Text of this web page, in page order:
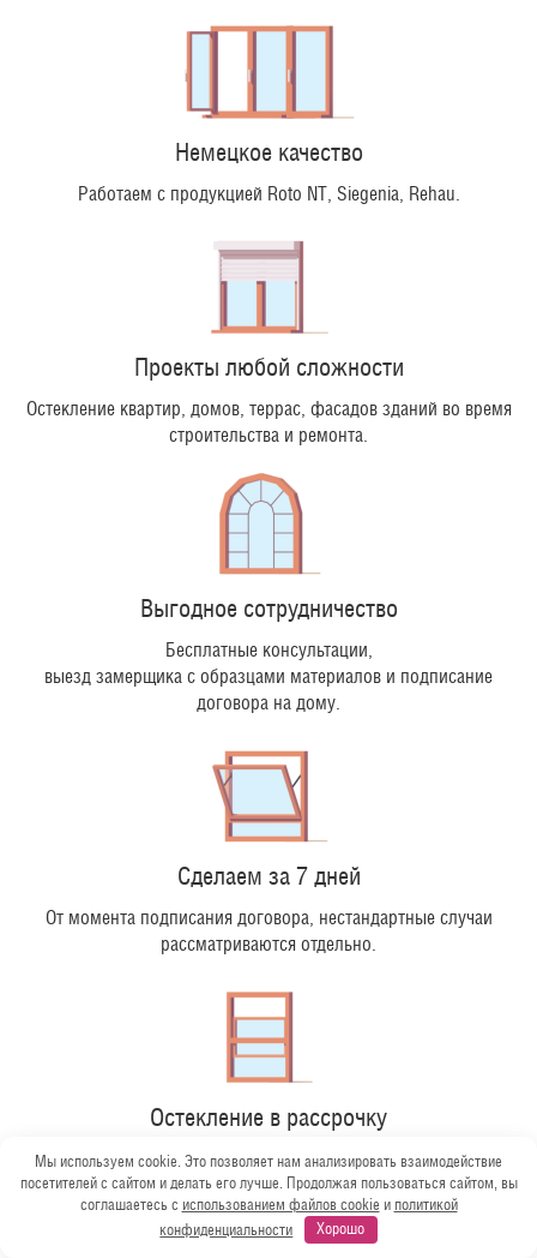
Немецкое качество
Работаем с продукцией Roto NT, Siegenia, Rehau.
Проекты любой сложности
Остекление квартир, домов, террас, фасадов зданий во время
строительства и ремонта.
Выгодное сотрудничество
Бесплатные консультации,
выезд замерщика с образцами материалов и подписание
договора на дому.
Сделаем за 7 дней
От момента подписания договора, нестандартные случаи
рассматриваются отдельно.
Остекление в рассрочку
До 6 месяцев, без процентов и первоначального взноса.
Мы используем cookie. Это позволяет нам анализировать взаимодействие
посетителей с сайтом и делать его лучше. Продолжая пользоваться сайтом, вы
соглашаетесь с использованием файлов cookie и политикой
конфиденциальности
Хорошо